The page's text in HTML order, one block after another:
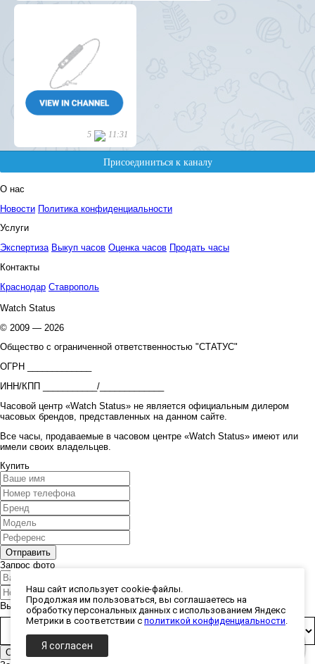
О нас
Новости Политика конфиденциальности
Услуги
Экспертиза Выкуп часов Оценка часов Продать часы
Контакты
Краснодар Ставрополь
Watch Status
© 2009 — 2026
Общество с ограниченной ответственностью "СТАТУС"
ОГРН _____________
ИНН/КПП ___________/_____________
Часовой центр «Watch Status» не является официальным дилером
часовых брендов, представленных на данном сайте.
Все часы, продаваемые в часовом центре «Watch Status» имеют или
имели своих владельцев.
Купить
Запрос фото
Выберите способ получения фото:
Наш сайт использует cookie-файлы.
Продолжая им пользоваться, вы соглашаетесь на
обработку персональных данных с использованием Яндекс
Метрики в соответствии с политикой конфиденциальности.
Я согласен